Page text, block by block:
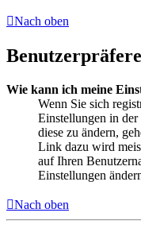
Nach oben
Wie kann ich meine
Wenn Sie sich
Einstellungen in
diese zu ändern,
Link dazu wird
auf Ihren
Einstellungen
Nach oben